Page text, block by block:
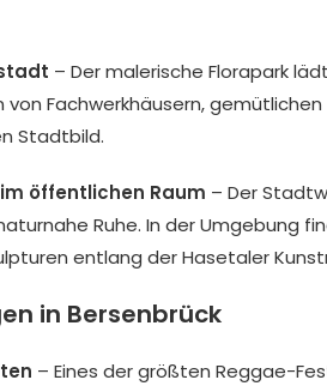
– Der malerische Florapark
Fachwerkhäusern, gemütlichen
Stadtbild.
öffentlichen Raum – Der
Ruhe. In der Umgebung
entlang der Hasetaler
in Bersenbrück
– Eines der größten Reggae-